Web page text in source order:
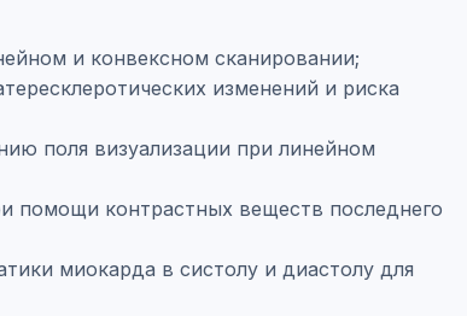
и конвексном сканировании;
изменений и риска
поля визуализации при линейном
помощи контрастных веществ последнего
миокарда в систолу и диастолу для